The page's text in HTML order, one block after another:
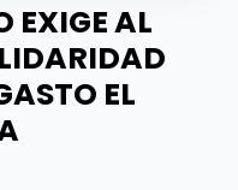
EXIGE AL
EL